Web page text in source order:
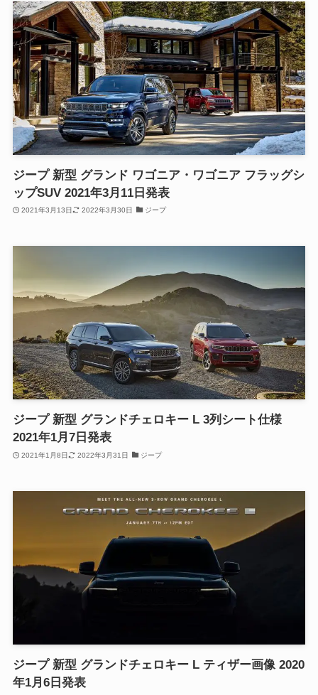
ジープ 新型 グランド ワゴニア・ワゴニア フラッグシ
ップSUV 2021年3月11日発表
2021年3月13日 2022年3月30日 ジープ
ジープ 新型 グランドチェロキー L 3列シート仕様
2021年1月7日発表
2021年1月8日 2022年3月31日 ジープ
ジープ 新型 グランドチェロキー L ティザー画像 2020
年1月6日発表